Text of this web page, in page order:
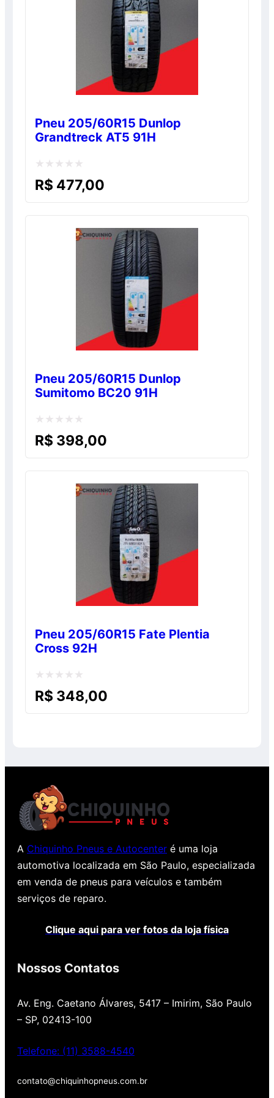
Pneu 205/60R15 Dunlop
Grandtreck AT5 91H
Avaliação
R$ 477,00
Pneu 205/60R15 Dunlop
Sumitomo BC20 91H
Avaliação
R$ 398,00
Pneu 205/60R15 Fate Plentia
Cross 92H
Avaliação
R$ 348,00
A Chiquinho Pneus e Autocenter é uma loja
automotiva localizada em São Paulo, especializada
em venda de pneus para veículos e também
serviços de reparo.
Clique aqui para ver fotos da loja física
Nossos Contatos
Av. Eng. Caetano Álvares, 5417 – Imirim, São Paulo
– SP, 02413-100
Telefone: (11) 3588-4540
contato@chiquinhopneus.com.br